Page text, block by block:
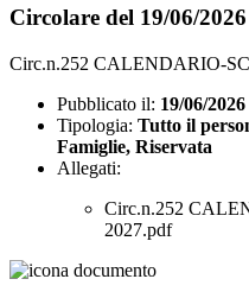
Circolare del 19/06/2026
Circ.n.252 CALENDARIO-
Pubblicato il: 19/06/2026
Tipologia: Tutto il
Famiglie, Riservata
Allegati:
Circ.n.252
2027.pdf